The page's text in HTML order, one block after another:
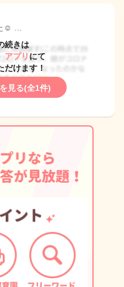
☺️ …
続きは
アプリ にて
だけます！
見る(全1件)